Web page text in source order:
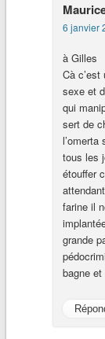
6 janvier
à Gilles
Cà
sexe et
qui
sert de
tous les
étouffer
farine il
grande
bagne